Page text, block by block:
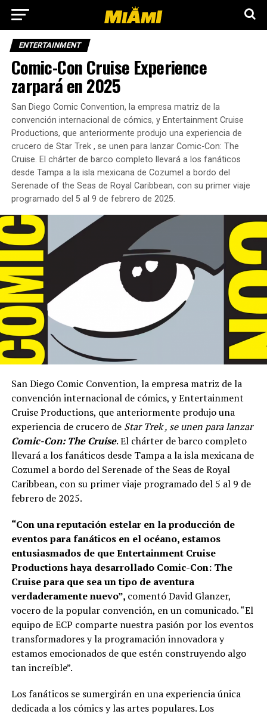
ENTERTAINMENT
Comic-Con Cruise Experience
zarpará en 2025
San Diego Comic Convention, la empresa matriz de la
convención internacional de cómics, y Entertainment Cruise
Productions, que anteriormente produjo una experiencia de
crucero de Star Trek , se unen para lanzar Comic-Con: The
Cruise. El chárter de barco completo llevará a los fanáticos
desde Tampa a la isla mexicana de Cozumel a bordo del
Serenade of the Seas de Royal Caribbean, con su primer viaje
programado del 5 al 9 de febrero de 2025.
San Diego Comic Convention, la empresa matriz de la
convención internacional de cómics, y Entertainment
Cruise Productions, que anteriormente produjo una
experiencia de crucero de Star Trek , se unen para lanzar
Comic-Con: The Cruise. El chárter de barco completo
llevará a los fanáticos desde Tampa a la isla mexicana de
Cozumel a bordo del Serenade of the Seas de Royal
Caribbean, con su primer viaje programado del 5 al 9 de
febrero de 2025.
“Con una reputación estelar en la producción de
eventos para fanáticos en el océano, estamos
entusiasmados de que Entertainment Cruise
Productions haya desarrollado Comic-Con: The
Cruise para que sea un tipo de aventura
verdaderamente nuevo”, comentó David Glanzer,
vocero de la popular convención, en un comunicado. “El
equipo de ECP comparte nuestra pasión por los eventos
transformadores y la programación innovadora y
estamos emocionados de que estén construyendo algo
tan increíble”.
Los fanáticos se sumergirán en una experiencia única
dedicada a los cómics y las artes populares. Los